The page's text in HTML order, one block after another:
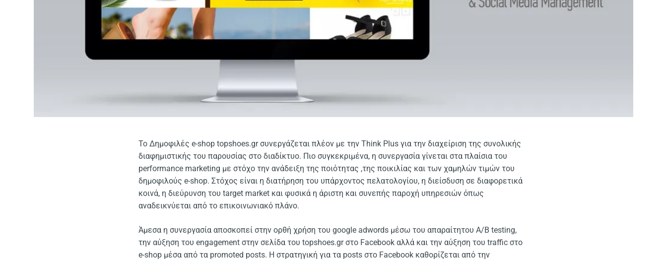
Το Δημοφιλές e-shop topshoes.gr συνεργάζεται πλέον με την Think Plus για την διαχείριση της συνολικής
διαφημιστικής του παρουσίας στο διαδίκτυο. Πιο συγκεκριμένα, η συνεργασία γίνεται στα πλαίσια του
performance marketing με στόχο την ανάδειξη της ποιότητας ,της ποικιλίας και των χαμηλών τιμών του
δημοφιλούς e-shop. Στόχος είναι η διατήρηση του υπάρχοντος πελατολογίου, η διείσδυση σε διαφορετικά
κοινά, η διεύρυνση του target market και φυσικά η άριστη και συνεπής παροχή υπηρεσιών όπως
αναδεικνύεται από το επικοινωνιακό πλάνο.
Άμεσα η συνεργασία αποσκοπεί στην ορθή χρήση του google adwords μέσω του απαραίτητου A/B testing,
την αύξηση του engagement στην σελίδα του topshoes.gr στο Facebook αλλά και την αύξηση του traffic στο
e-shop μέσα από τα promoted posts. Η στρατηγική για τα posts στο Facebook καθορίζεται από την